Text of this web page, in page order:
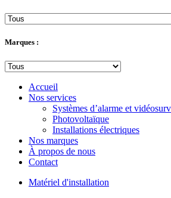
Marques :
Accueil
Nos services
Systèmes d’alarme et
Photovoltaïque
Installations électriques
Nos marques
À propos de nous
Contact
Matériel d'installation